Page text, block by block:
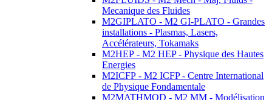
Mecanique des Fluides
M2GIPLATO - M2 GI-PLATO - Grandes
installations - Plasmas, Lasers,
Accélérateurs, Tokamaks
M2HEP - M2 HEP - Physique des Hautes
Energies
M2ICFP - M2 ICFP - Centre International
de Physique Fondamentale
M2MATHMOD - M2 MM - Modélisation